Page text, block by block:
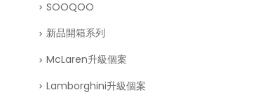
SOOQOO
新品開箱系列
McLaren升級個案
Lamborghini升級個案